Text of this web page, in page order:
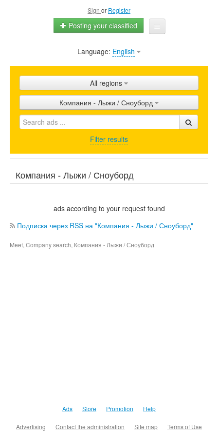
Sign or Register
Posting your classified
Home
Shops
Promotion
FAQ
Language: English
All regions
Компания - Лыжи / Сноуборд
Filter results
Компания - Лыжи / Сноуборд
ads according to your request found
Подписка через RSS на "Компания - Лыжи / Сноуборд"
Meet, Company search, Компания - Лыжи / Сноуборд
Ads Store Promotion Help
Advertising Contact the administration Site map Terms of Use